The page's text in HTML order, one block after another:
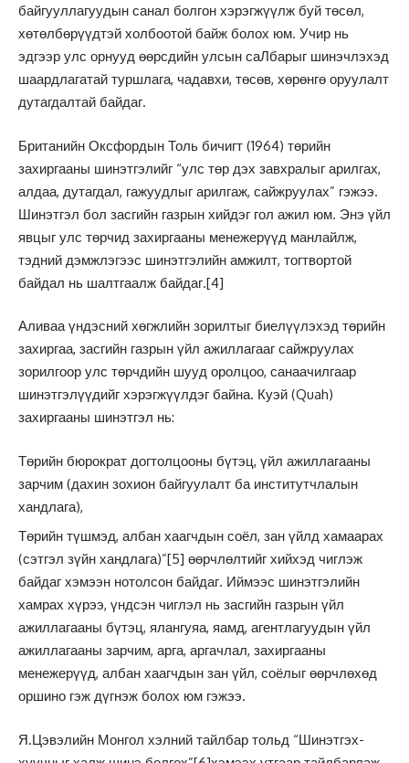
байгууллагуудын санал болгон хэрэгжүүлж буй төсөл,
хөтөлбөрүүдтэй холбоотой байж болох юм. Учир нь
эдгээр улс орнууд өөрсдийн улсын саЛбарыг шинэчлэхэд
шаардлагатай туршлага, чадавхи, төсөв, хөрөнгө оруулалт
дутагдалтай байдаг.
Британийн Оксфордын Толь бичигт (1964) төрийн
захиргааны шинэтгэлийг “улс төр дэх завхралыг арилгах,
алдаа, дутагдал, гажуудлыг арилгаж, сайжруулах” гэжээ.
Шинэтгэл бол засгийн газрын хийдэг гол ажил юм. Энэ үйл
явцыг улс төрчид захиргааны менежерүүд манлайлж,
тэдний дэмжлэгээс шинэтгэлийн амжилт, тогтвортой
байдал нь шалтгаалж байдаг.[4]
Аливаа үндэсний хөгжлийн зорилтыг биелүүлэхэд төрийн
захиргаа, засгийн газрын үйл ажиллагааг сайжруулах
зорилгоор улс төрчдийн шууд оролцоо, санаачилгаар
шинэтгэлүүдийг хэрэгжүүлдэг байна. Куэй (Quah)
захиргааны шинэтгэл нь:
Төрийн бюрократ догтолцооны бүтэц, үйл ажиллагааны
зарчим (дахин зохион байгуулалт ба институтчлалын
хандлага),
Төрийн түшмэд, албан хаагчдын соёл, зан үйлд хамаарах
(сэтгэл зүйн хандлага)”[5] өөрчлөлтийг хийхэд чиглэж
байдаг хэмээн нотолсон байдаг. Иймээс шинэтгэлийн
хамрах хүрээ, үндсэн чиглэл нь засгийн газрын үйл
ажиллагааны бүтэц, ялангуяа, яамд, агентлагуудын үйл
ажиллагааны зарчим, арга, аргачлал, захиргааны
менежерүүд, албан хаагчдын зан үйл, соёлыг өөрчлөхөд
оршино гэж дүгнэж болох юм гэжээ.
Я.Цэвэлийн Монгол хэлний тайлбар тольд “Шинэтгэх-